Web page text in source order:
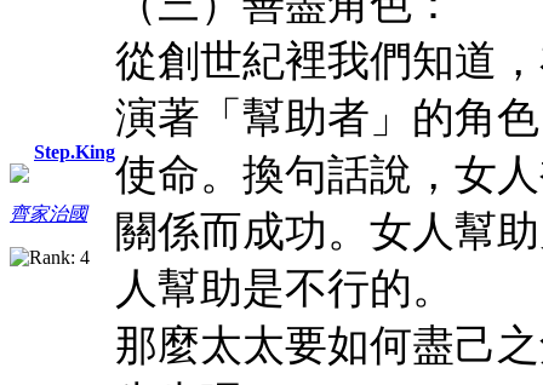
Step.King
齊家治國
從創世紀裡我們知道
演著「幫助者」的角
使命。換句話說，女
關係而成功。女人幫
人幫助是不行的。
那麼太太要如何盡己